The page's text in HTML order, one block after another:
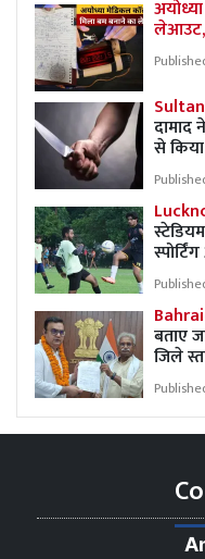
लेआउट,
से
बताए
जिले